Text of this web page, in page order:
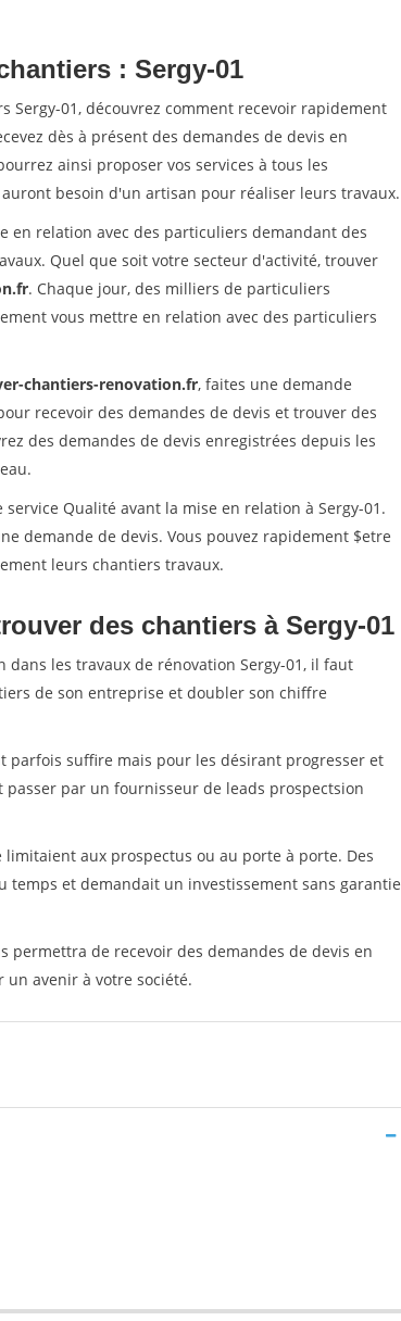
: Sergy-01
Sergy-01, découvrez comment recevoir rapidement
dès à présent des demandes de devis en
ainsi proposer vos services à tous les
besoin d'un artisan pour réaliser leurs travaux.
en relation avec des particuliers demandant des
Quel que soit votre secteur d'activité, trouver
. Chaque jour, des milliers de particuliers
vous mettre en relation avec des particuliers
chantiers-renovation.fr, faites une demande
recevoir des demandes de devis et trouver des
des demandes de devis enregistrées depuis les
Qualité avant la mise en relation à Sergy-01.
demande de devis. Vous pouvez rapidement $etre
leurs chantiers travaux.
des chantiers à Sergy-01
les travaux de rénovation Sergy-01, il faut
de son entreprise et doubler son chiffre
parfois suffire mais pour les désirant progresser et
par un fournisseur de leads prospectsion
aux prospectus ou au porte à porte. Des
et demandait un investissement sans garantie
permettra de recevoir des demandes de devis en
avenir à votre société.